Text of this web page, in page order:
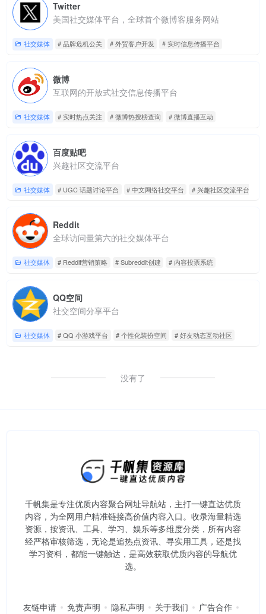
Twitter
美国社交媒体平台，全球首个微博客服务网站
社交媒体 # 品牌危机公关 # 外贸客户开发 # 实时信息传播平台
微博
互联网的开放式社交信息传播平台
社交媒体 # 实时热点关注 # 微博热搜榜查询 # 微博直播互动
百度贴吧
兴趣社区交流平台
社交媒体 # UGC 话题讨论平台 # 中文网络社交平台 # 兴趣社区交流平台
Reddit
全球访问量第六的社交媒体平台
社交媒体 # Reddit营销策略 # Subreddit创建 # 内容投票系统
QQ空间
社交空间分享平台
社交媒体 # QQ 小游戏平台 # 个性化装扮空间 # 好友动态互动社区
没有了
千帆集是专注优质内容聚合网址导航站，主打一键直达优质
内容，为全网用户精准链接高价值内容入口。​收录海量精选
资源，按资讯、工具、学习、娱乐等多维度分类，所有内容
经严格审核筛选，无论是追热点资讯、寻实用工具，还是找
学习资料，都能一键触达，是高效获取优质内容的导航优
选。
友链申请 免责声明 隐私声明 关于我们
广告合作